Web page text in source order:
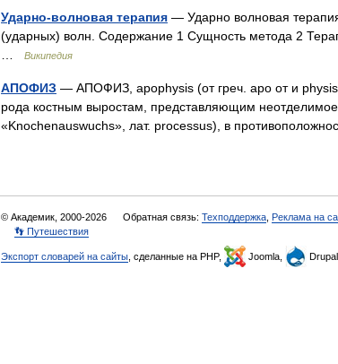
Ударно-волновая терапия — Ударно волновая
(ударных) волн. Содержание 1 Сущность метода 2
Википедия
АПОФИЗ — АПОФИЗ, apophysis (от греч. аро от и
рода костным выростам, представляющим
«Knochenauswuchs», лат. processus), в
© Академик, 2000-2026 Обратная связь: Техподдержка Реклама на
👣 Путешествия
Экспорт словарей на сайты , сделанные на PHP, Joomla, Drupal,